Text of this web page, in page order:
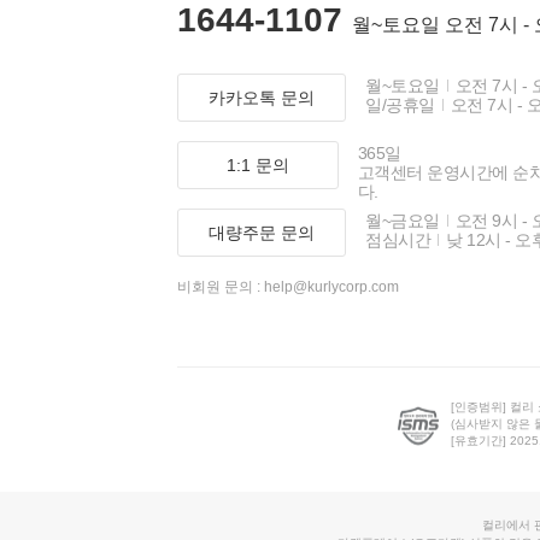
1644-1107 월~토요일 오전 7시 -
카카오톡 문의
월~토요일
오전 7시 -
일/공휴일
오전 7시 -
1:1 문의
365일
고객센터 운영시간에 순
다.
대량주문 문의
월~금요일
오전 9시 -
점심시간
낮 12시 - 오
비회원 문의 : help@kurlycorp.com
[인증범위] 컬리
(심사받지 않은
[유효기간]
컬리에서